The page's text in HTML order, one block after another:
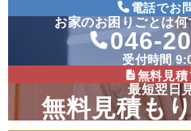
電話でお
お家のお困りごとは
046-
受付時間
無料見積
最短翌日
無料見積も